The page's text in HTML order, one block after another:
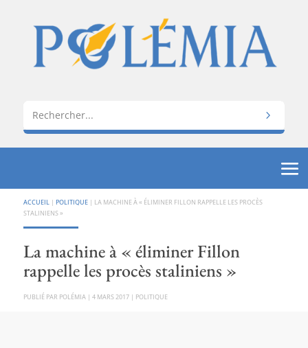
ACCUEIL | POLITIQUE| LA MACHINE À « ÉLIMINER FILLON RAPPELLE LES PROCÈS
STALINIENS »
La machine à « éliminer Fillon
rappelle les procès staliniens »
PAR POLÉMIA | 4 MARS 2017| POLITIQUE